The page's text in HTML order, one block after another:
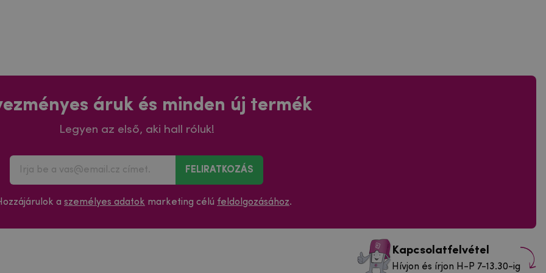
áruk és minden új termék
Legyen az első, aki hall róluk!
FELIRATKOZÁS
a személyes adatok marketing célú feldolgozásához.
Kapcsolatfelvétel
Hívjon és írjon H-P 7-13.30-ig